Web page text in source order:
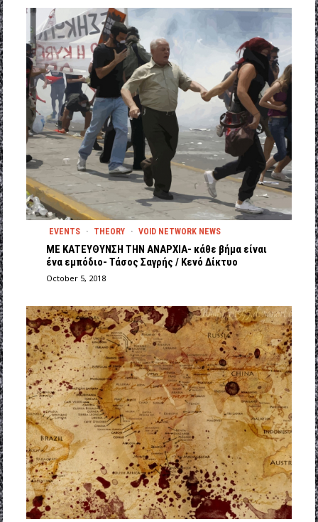
EVENTS · THEORY · VOID NETWORK NEWS
ΜΕ ΚΑΤΕΥΘYΝΣΗ ΤΗΝ ΑΝΑΡΧΙΑ- κάθε βήμα είναι
ένα εμπόδιο- Τάσος Σαγρής / Κενό Δίκτυο
October 5, 2018